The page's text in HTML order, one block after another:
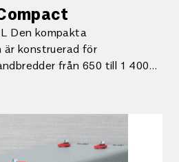
Den kompakta
är konstruerad för
från 650 till 1 400
gör den mycket flexibel […]